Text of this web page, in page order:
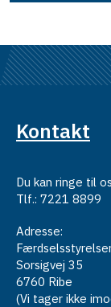
Kontakt
Du kan ringe til
Tlf.: 7221 8899
Adresse:
Sorsigvej 35
6760 Ribe
(Vi tager ikke